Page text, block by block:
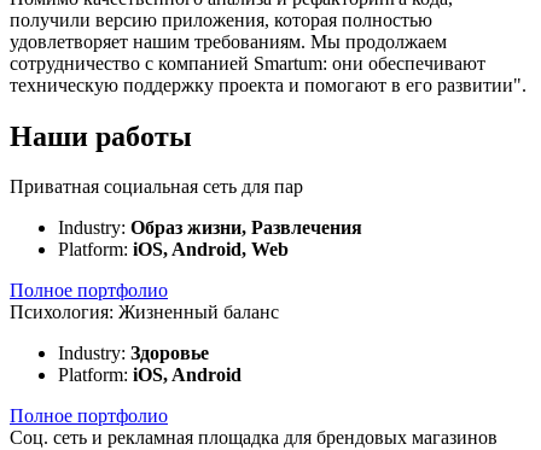
получили версию приложения, которая полностью
удовлетворяет нашим требованиям. Мы продолжаем
сотрудничество с компанией Smartum: они обеспечивают
техническую поддержку проекта и помогают в его развитии".
Наши работы
Приватная социальная сеть для пар
Industry: Образ жизни, Развлечения
Platform: iOS, Android, Web
Полное портфолио
Психология: Жизненный баланс
Industry: Здоровье
Platform: iOS, Android
Полное портфолио
Соц. сеть и рекламная площадка для брендовых магазинов